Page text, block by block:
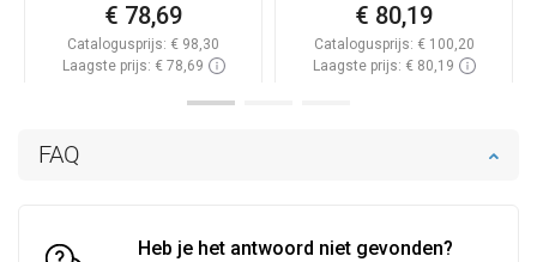
FAQ
Heb je het antwoord niet gevonden?
€ 78,69
Catalogusprijs: € 98,30
Laagste prijs: € 78,69
€ 80,19
Catalogusprijs: € 100,20
Laagste prijs: € 80,19